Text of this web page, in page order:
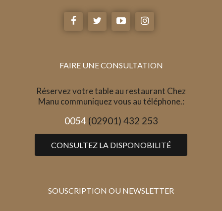
FAIRE UNE CONSULTATION
Réservez votre table au restaurant Chez
Manu communiquez vous au téléphone.:
0054(02901) 432 253
CONSULTEZ LA DISPONOBILITÉ
SOUSCRIPTION OU NEWSLETTER